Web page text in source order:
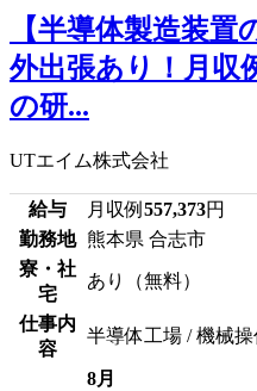
【半導体製造装
外出張あり！月収
の研...
UTエイム株式会社
給与 月収例 557,373円
勤務地 熊本県 合志市
寮・社
宅
あり（無料）
仕事内
容
半導体工場 / 機械
8月